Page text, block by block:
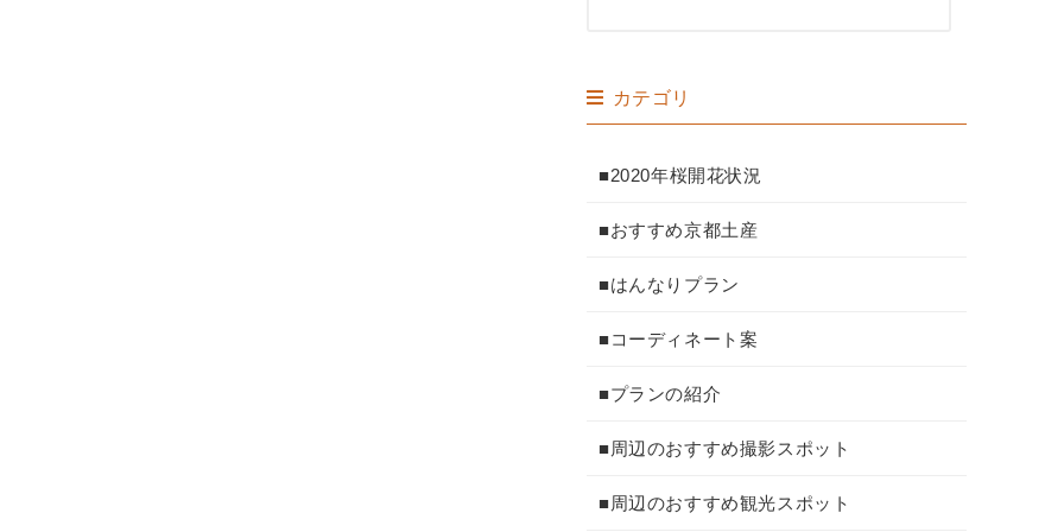
カテゴリ
■2020年桜開花状況
■おすすめ京都土産
■はんなりプラン
■コーディネート案
■プランの紹介
■周辺のおすすめ撮影スポット
■周辺のおすすめ観光スポット